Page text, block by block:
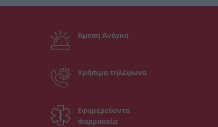
Άμεση Ανάγκη
Χρήσιμα τηλέφωνα
Εφημερεύοντα
Φαρμακεία